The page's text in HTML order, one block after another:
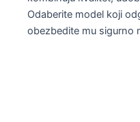
Odaberite model koji
obezbedite mu sigurno